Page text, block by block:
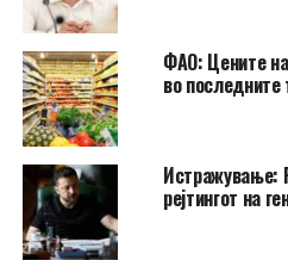
ФАО: Цените на
во последните
Истражување:
рејтингот на